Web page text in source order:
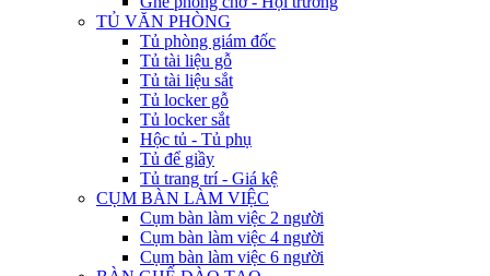
TỦ VĂN PHÒNG
Tủ phòng giám đốc
Tủ tài liệu gỗ
Tủ tài liệu sắt
Tủ locker gỗ
Tủ locker sắt
Hộc tủ - Tủ phụ
Tủ để giầy
Tủ trang trí - Giá kệ
CỤM BÀN LÀM VIỆC
Cụm bàn làm việc 2 người
Cụm bàn làm việc 4 người
Cụm bàn làm việc 6 người